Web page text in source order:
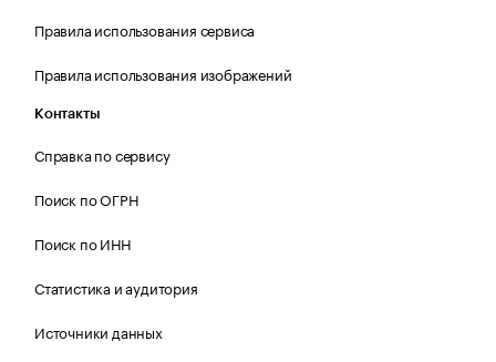
Правила использования сервиса
Правила использования изображений
Контакты
Справка по сервису
Поиск по ОГРН
Поиск по ИНН
Статистика и аудитория
Источники данных